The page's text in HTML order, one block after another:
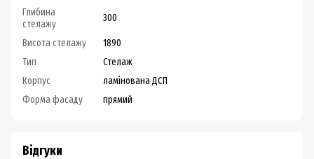
Глибина
стелажу
300
Висота стелажу
1890
Тип
Стелаж
Корпус
ламінована ДСП
Форма фасаду
прямий
Відгуки